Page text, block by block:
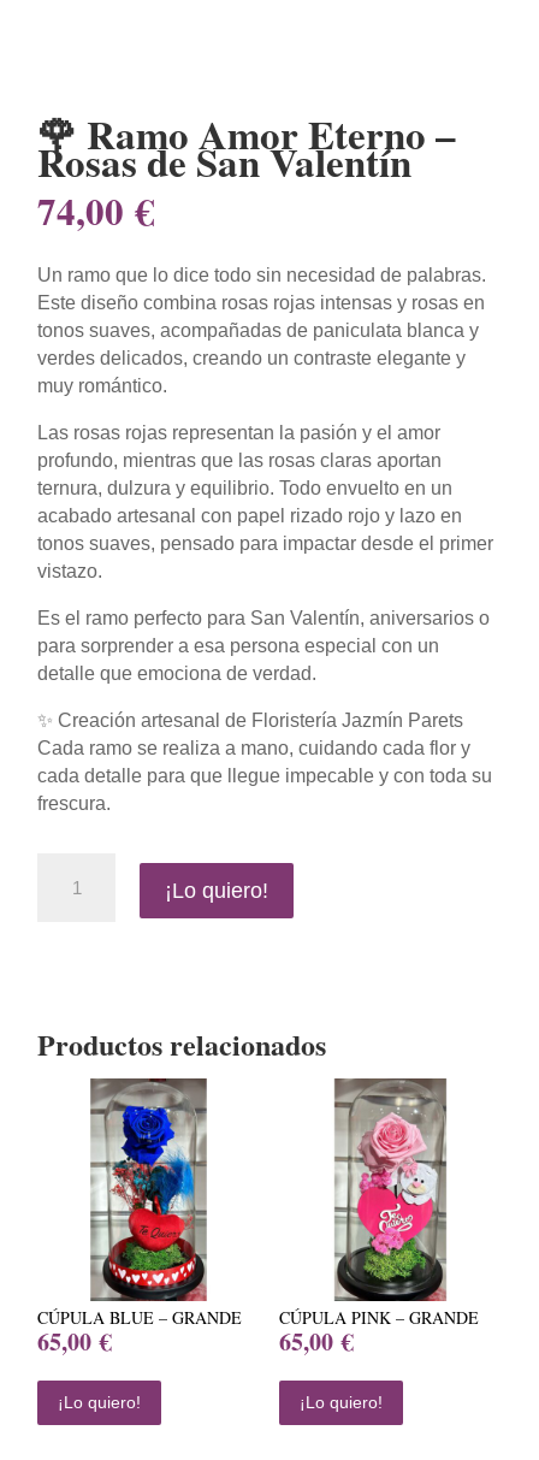
🌹 Ramo Amor Eterno –
Rosas de San Valentín
74,00€
Un ramo que lo dice todo sin necesidad de palabras.
Este diseño combina rosas rojas intensas y rosas en
tonos suaves, acompañadas de paniculata blanca y
verdes delicados, creando un contraste elegante y
muy romántico.
Las rosas rojas representan la pasión y el amor
profundo, mientras que las rosas claras aportan
ternura, dulzura y equilibrio. Todo envuelto en un
acabado artesanal con papel rizado rojo y lazo en
tonos suaves, pensado para impactar desde el primer
vistazo.
Es el ramo perfecto para San Valentín, aniversarios o
para sorprender a esa persona especial con un
detalle que emociona de verdad.
✨ Creación artesanal de Floristería Jazmín Parets
Cada ramo se realiza a mano, cuidando cada flor y
cada detalle para que llegue impecable y con toda su
frescura.
Ramo
de
San
Valentín
cantidad
¡Lo quiero!
Productos relacionados
CÚPULA BLUE – GRANDE
65,00€
¡Lo quiero!
CÚPULA PINK – GRANDE
65,00€
¡Lo quiero!